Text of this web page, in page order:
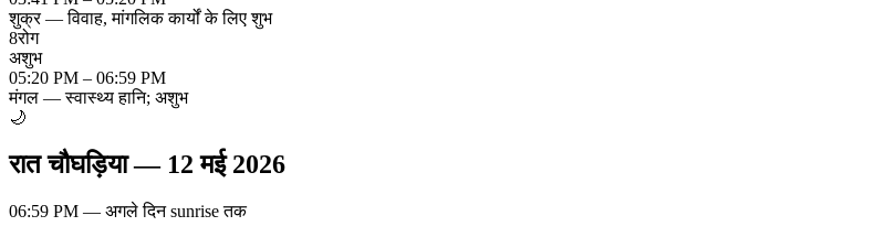
शुक्र — विवाह, मांगलिक कार्यों के लिए शुभ
8रोग
अशुभ
05:20 PM – 06:59 PM
मंगल — स्वास्थ्य हानि; अशुभ
🌙
रात चौघड़िया— 12 मई 2026
06:59 PM — अगले दिन sunrise तक